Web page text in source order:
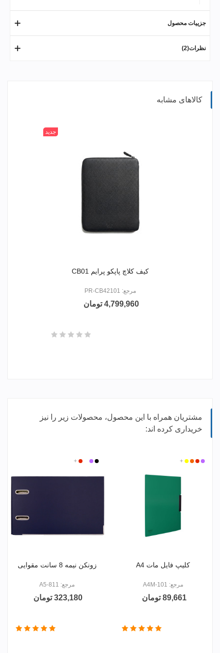
جزییات محصول
نظرات(2)
کالاهای مشابه
جدید
کیف کلاچ پاپکو پرایم CB01
مرجع: PR-CB42101
4,799,960 تومان
مشتریان همراه با این محصول، محصولات زیر را نیز
خریداری کرده اند:
بنفش
قرمزنارنجی
زرد+
کلیپ فایل مات A4
مرجع: 101-A4M
89,661 تومان
مشکیبنفشسفید
قرمز
+
زونکن نیمه 8 سانت مقوایی
مرجع: 811-A5
323,180 تومان